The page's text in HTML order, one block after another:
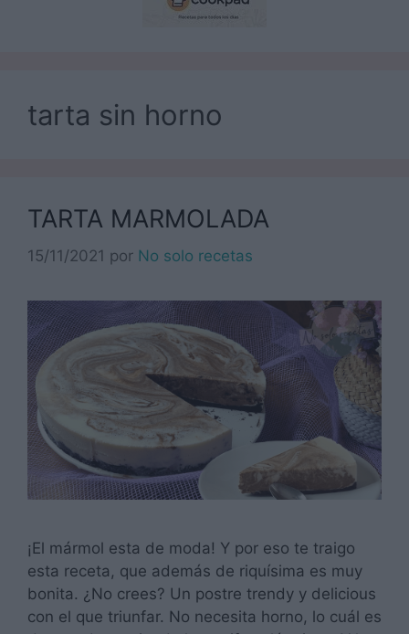
tarta sin horno
TARTA MARMOLADA
15/11/2021 por No solo recetas
¡El mármol esta de moda! Y por eso te traigo
esta receta, que además de riquísima es muy
bonita. ¿No crees? Un postre trendy y delicious
con el que triunfar. No necesita horno, lo cuál es